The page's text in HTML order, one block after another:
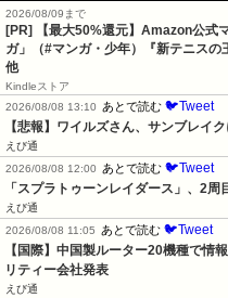
2026/08/09まで
[PR]
【最大50%還元】Amazon公式
ガ」（#マンガ・少年）『新テニスの
他
Kindleストア
2026/08/08 13:10
あとで読む 🐦Tweet
【悲報】ワイルズさん、サンブレイ
えび通
2026/08/08 12:00
あとで読む 🐦Tweet
「スプラトゥーンレイダース」、2
えび通
2026/08/08 11:05
あとで読む 🐦Tweet
【国際】中国製ルーター20機種で情
リティー会社発表
えび通